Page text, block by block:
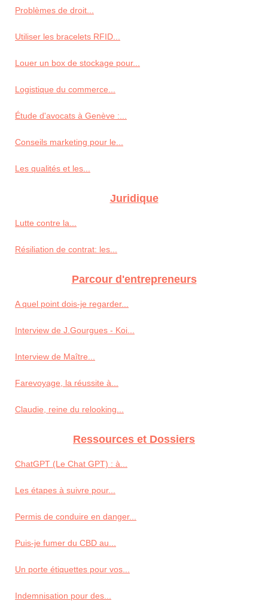
Problèmes de droit...
Utiliser les bracelets RFID...
Louer un box de stockage pour...
Logistique du commerce...
Étude d'avocats à Genève :...
Conseils marketing pour le...
Les qualités et les...
Juridique
Lutte contre la...
Résiliation de contrat: les...
Parcour d'entrepreneurs
A quel point dois-je regarder...
Interview de J.Gourgues - Koi...
Interview de Maître...
Farevoyage, la réussite à...
Claudie, reine du relooking...
Ressources et Dossiers
ChatGPT (Le Chat GPT) : à...
Les étapes à suivre pour...
Permis de conduire en danger...
Puis-je fumer du CBD au...
Un porte étiquettes pour vos...
Indemnisation pour des...